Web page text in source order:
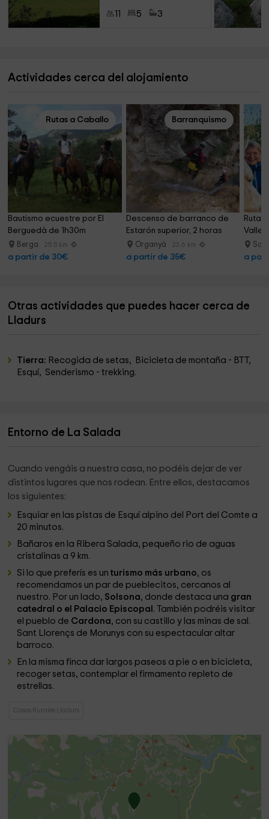
5 3
Actividades cerca del alojamiento
Rutas a Caballo
Bautismo ecuestre por El
Berguedà de 1h30m
Berga 25.5 km
a partir de 30€
Barranquismo
Descenso de barranco de
Estarón superior, 2 horas
Organyà 23.6 km
a partir de 35€
Ruta
Valle
a
Otras actividades que puedes hacer cerca de
Lladurs
Tierra: Recogida de setas, Bicicleta de montaña - BTT,
Esquí, Senderismo - trekking.
Entorno de La Salada
Cuando vengáis a nuestra casa, no podéis dejar de ver
distintos lugares que nos rodean. Entre ellos, destacamos
los siguientes:
Esquiar en las pistas de Esquí alpino del Port del Comte a
20 minutos.
Bañaros en la Ribera Salada, pequeño rio de aguas
cristalinas a 9 km.
Si lo que preferís es unturismo más urbano, os
recomendamos un par de pueblecitos, cercanos al
nuestro. Por un lado, Solsona, donde destaca una gran
catedral o el Palacio Episcopal . También podréis visitar
el pueblo de Cardona, con su castillo y las minas de sal.
Sant Llorençs de Morunys con su espectacular altar
barroco.
En la misma finca dar largos paseos a pie o en bicicleta,
recoger setas, contemplar el firmamento repleto de
estrellas.
Casas Rurales Lladurs